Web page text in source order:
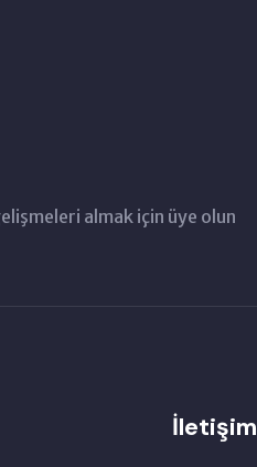
almak için üye olun
İletişim